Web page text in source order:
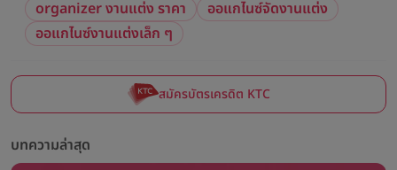
organizer งานแต่ง ราคา
ออแกไนซ์จัดงานแต่ง
ออแกไนซ์งานแต่งเล็ก ๆ
สมัครบัตรเครดิต KTC
บทความล่าสุด